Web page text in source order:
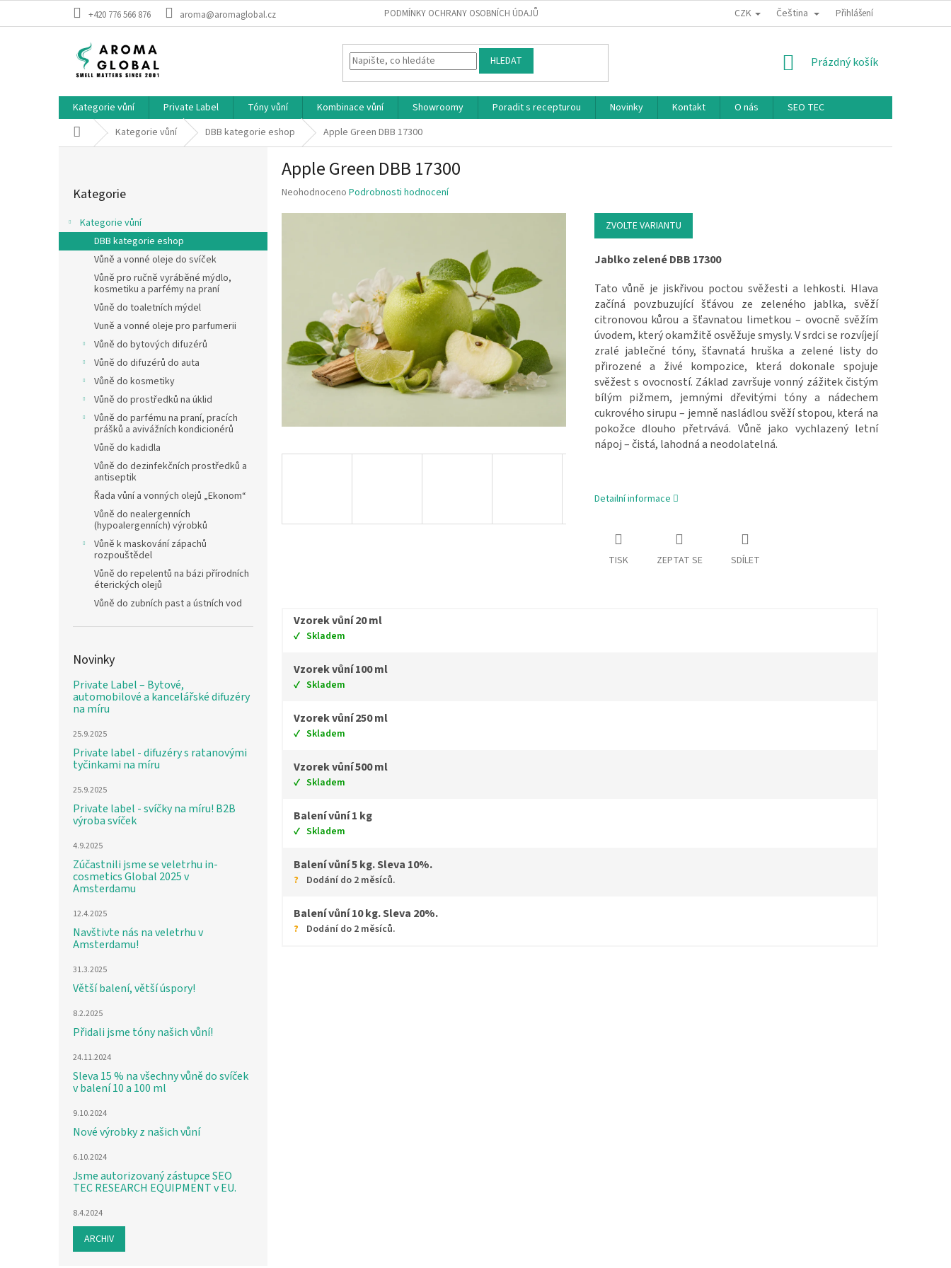
+420 776 566 876 aroma@aromaglobal.cz PODMÍNKY OCHRANY OSOBNÍCH ÚDAJŮ CZK Čeština Přihlášení
HLEDAT NÁKUPNÍ KOŠÍK
Prázdný košík
Kategorie vůní Private Label Tóny vůní Kombinace vůní Showroomy Poradit s recepturou Novinky Kontakt O nás
SEO TEC
Domů Kategorie vůní DBB kategorie eshop Apple Green DBB 17300
Kategorie
Kategorie vůní
DBB kategorie eshop
Vůně a vonné oleje do svíček
Vůně pro ručně vyráběné mýdlo,
kosmetiku a parfémy na praní
Vůně do toaletních mýdel
Vuně a vonné oleje pro parfumerii
Vůně do bytových difuzérů
Vůně do difuzérů do auta
Vůně do kosmetiky
Vůně do prostředků na úklid
Vůně do parfému na praní, pracích
prášků a avivážních kondicionérů
Vůně do kadidla
Vůně do dezinfekčních prostředků a
antiseptik
Řada vůní a vonných olejů „Ekonom“
Vůně do nealergenních
(hypoalergenních) výrobků
Vůně k maskování zápachů
rozpouštědel
Vůně do repelentů na bázi přírodních
éterických olejů
Vůně do zubních past a ústních vod
Novinky
Private Label – Bytové,
automobilové a kancelářské difuzéry
na míru
25.9.2025
Private label - difuzéry s ratanovými
tyčinkami na míru
25.9.2025
Private label - svíčky na míru! B2B
výroba svíček
4.9.2025
Zúčastnili jsme se veletrhu in-
cosmetics Global 2025 v
Amsterdamu
12.4.2025
Navštivte nás na veletrhu v
Amsterdamu!
31.3.2025
Větší balení, větší úspory!
8.2.2025
Přidali jsme tóny našich vůní!
24.11.2024
Sleva 15 % na všechny vůně do svíček
v balení 10 a 100 ml
9.10.2024
Nové výrobky z našich vůní
6.10.2024
Jsme autorizovaný zástupce SEO
TEC RESEARCH EQUIPMENT v EU.
8.4.2024
ARCHIV
Apple Green DBB 17300
Průměrné hodnocení produktu je 0.0 z 5 hvězdiček.
Neohodnoceno Podrobnosti hodnocení
ZVOLTE VARIANTU
Jablko zelené DBB 17300
Tato vůně je jiskřivou poctou svěžesti a lehkosti. Hlava
začíná povzbuzující šťávou ze zeleného jablka, svěží
citronovou kůrou a šťavnatou limetkou – ovocně svěžím
úvodem, který okamžitě osvěžuje smysly. V srdci se rozvíjejí
zralé jablečné tóny, šťavnatá hruška a zelené listy do
přirozené a živé kompozice, která dokonale spojuje
svěžest s ovocností. Základ završuje vonný zážitek čistým
bílým pižmem, jemnými dřevitými tóny a nádechem
cukrového sirupu – jemně nasládlou svěží stopou, která na
pokožce dlouho přetrvává. Vůně jako vychlazený letní
nápoj – čistá, lahodná a neodolatelná.
Detailní informace
TISK ZEPTAT SE SDÍLET
Vzorek vůní 20 ml
Skladem
Vzorek vůní 100 ml
Skladem
Vzorek vůní 250 ml
Skladem
Vzorek vůní 500 ml
Skladem
Balení vůní 1 kg
Skladem
Balení vůní 5 kg. Sleva 10%.
Dodání do 2 měsíců.
Balení vůní 10 kg. Sleva 20%.
Dodání do 2 měsíců.